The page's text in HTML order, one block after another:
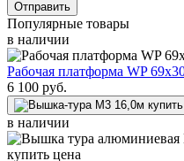
Отправить
Популярные товары
в наличии
Рабочая платформа WP
6 100 руб.
в наличии